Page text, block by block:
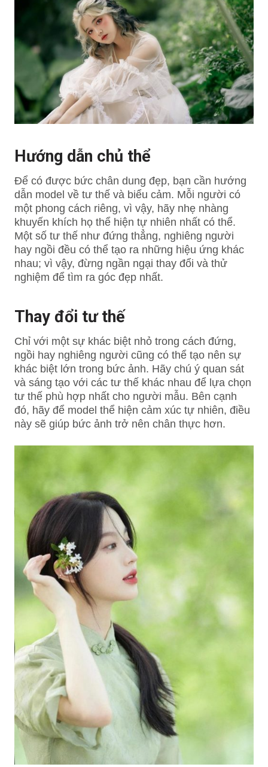
Hướng dẫn chủ thể
Để có được bức chân dung đẹp, bạn cần hướng
dẫn model về tư thế và biểu cảm. Mỗi người có
một phong cách riêng, vì vậy, hãy nhẹ nhàng
khuyến khích họ thể hiện tự nhiên nhất có thể.
Một số tư thế như đứng thẳng, nghiêng người
hay ngồi đều có thể tạo ra những hiệu ứng khác
nhau; vì vậy, đừng ngần ngại thay đổi và thử
nghiệm để tìm ra góc đẹp nhất.
Thay đổi tư thế
Chỉ với một sự khác biệt nhỏ trong cách đứng,
ngồi hay nghiêng người cũng có thể tạo nên sự
khác biệt lớn trong bức ảnh. Hãy chú ý quan sát
và sáng tạo với các tư thế khác nhau để lựa chọn
tư thế phù hợp nhất cho người mẫu. Bên cạnh
đó, hãy để model thể hiện cảm xúc tự nhiên, điều
này sẽ giúp bức ảnh trở nên chân thực hơn.